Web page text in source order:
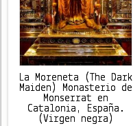
La Moreneta (The Dark
Maiden) Monasterio de
Monserrat en
Catalonia, España.
(Virgen negra)